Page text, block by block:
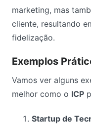
marketing, mas
cliente, resultando
fidelização.
Exemplos
Vamos ver alguns
melhor como o ICP
Startup de